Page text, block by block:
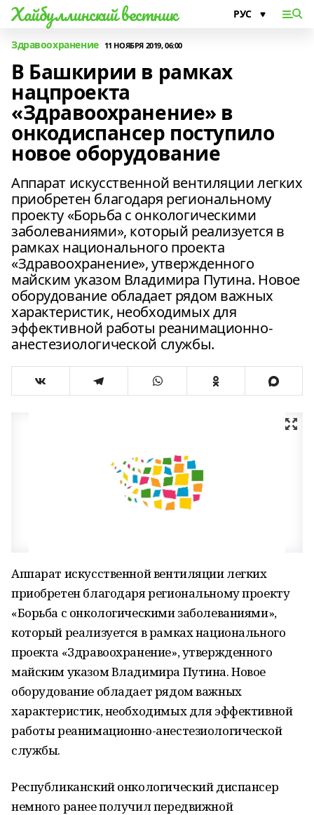
Хайбуллинский вестник
Здравоохранение 11 НОЯБРЯ 2019, 06:00
В Башкирии в рамках
нацпроекта
«Здравоохранение» в
онкодиспансер поступило
новое оборудование
Аппарат искусственной вентиляции легких
приобретен благодаря региональному
проекту «Борьба с онкологическими
заболеваниями», который реализуется в
рамках национального проекта
«Здравоохранение», утвержденного
майским указом Владимира Путина. Новое
оборудование обладает рядом важных
характеристик, необходимых для
эффективной работы реанимационно-
анестезиологической службы.
Аппарат искусственной вентиляции легких
приобретен благодаря региональному проекту
«Борьба с онкологическими заболеваниями»,
который реализуется в рамках национального
проекта «Здравоохранение», утвержденного
майским указом Владимира Путина. Новое
оборудование обладает рядом важных
характеристик, необходимых для эффективной
работы реанимационно-анестезиологической
службы.
Республиканский онкологический диспансер
немного ранее получил передвижной